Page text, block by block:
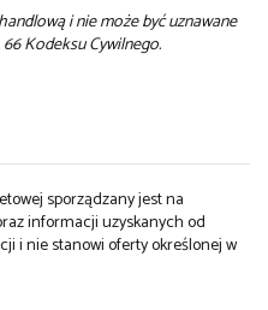
i nie może być uznawane
Kodeksu Cywilnego.
sporządzany jest na
informacji uzyskanych od
i nie stanowi oferty określonej w